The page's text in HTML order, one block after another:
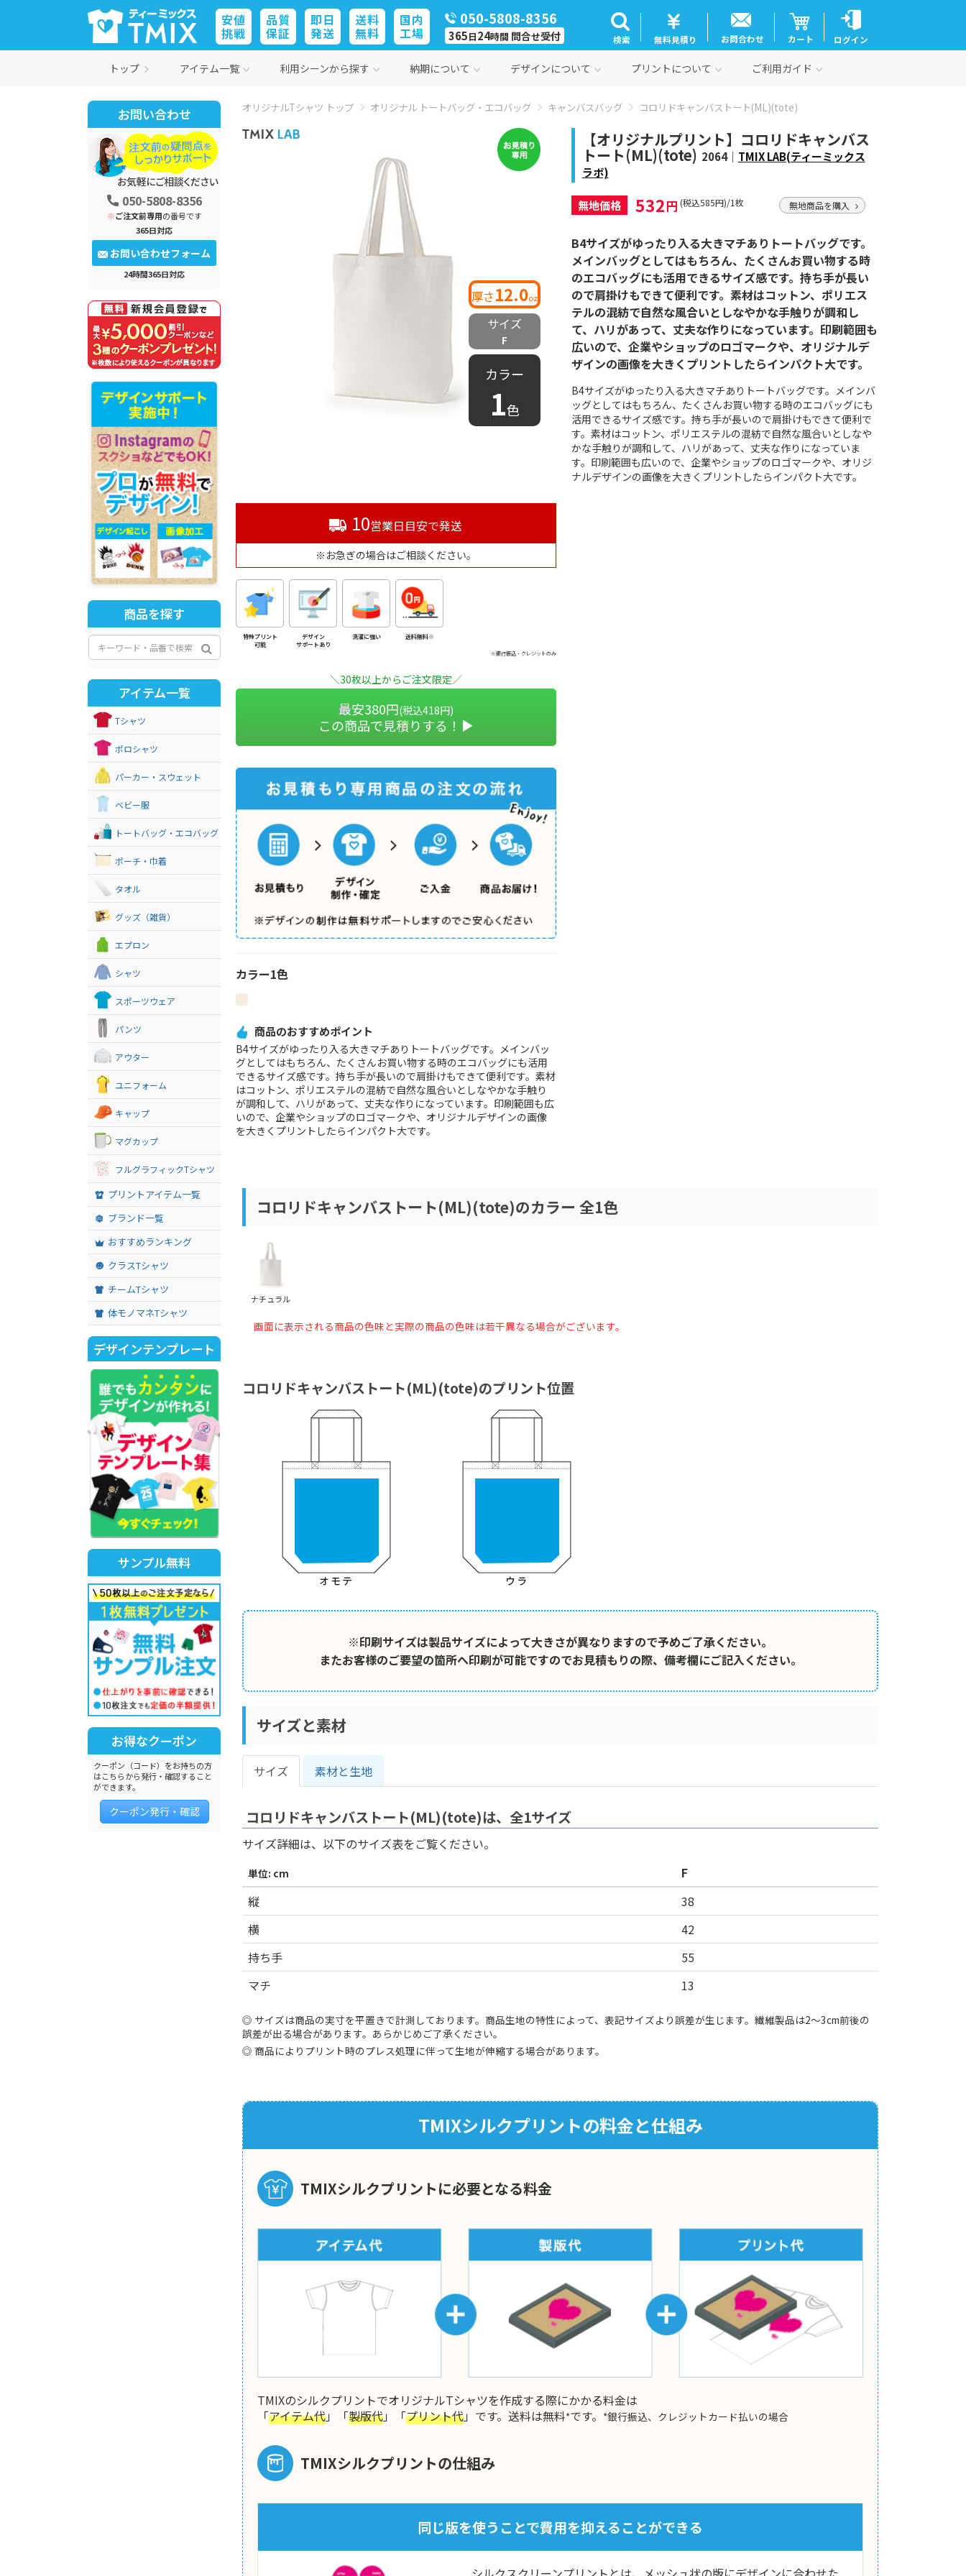
050-5808-8356
365日24時間 問合せ受付
安値
挑戦
品質
保証
即日
発送
送料
無料
国内
工場 検索 無料見積り お問合わせ カート ログイン
トップ アイテム一覧 利用シーンから探す 納期について デザインについて プリントについて ご利用ガイド
オリジナルTシャツ トップ オリジナル トートバッグ・エコバッグ キャンバスバッグ コロリドキャンバストート(ML)(tote)
厚さ12.0oz
サイズ
F
カラー
1色
【オリジナルプリント】コロリドキャンバス
トート(ML)(tote) 2064｜ TMIX LAB(ティーミックス
ラボ)
無地価格 532円 (税込585円)/1枚 無地商品を購入
B4サイズがゆったり入る大きマチありトートバッグです。
メインバッグとしてはもちろん、たくさんお買い物する時
のエコバッグにも活用できるサイズ感です。持ち手が長い
ので肩掛けもできて便利です。素材はコットン、ポリエス
テルの混紡で自然な風合いとしなやかな手触りが調和し
て、ハリがあって、丈夫な作りになっています。印刷範囲も
広いので、企業やショップのロゴマークや、オリジナルデ
ザインの画像を大きくプリントしたらインパクト大です。
B4サイズがゆったり入る大きマチありトートバッグです。メインバ
ッグとしてはもちろん、たくさんお買い物する時のエコバッグにも
活用できるサイズ感です。持ち手が長いので肩掛けもできて便利で
す。素材はコットン、ポリエステルの混紡で自然な風合いとしなや
かな手触りが調和して、ハリがあって、丈夫な作りになっていま
す。印刷範囲も広いので、企業やショップのロゴマークや、オリジ
ナルデザインの画像を大きくプリントしたらインパクト大です。
10営業日目安で発送
※お急ぎの場合はご相談ください。
特殊プリント
可能
デザイン
サポートあり
洗濯に強い 送料無料※
※銀行振込・クレジットのみ
＼30枚以上からご注文限定／
最安380円(税込418円)
この商品で見積りする！
カラー1色
商品のおすすめポイント
B4サイズがゆったり入る大きマチありトートバッグです。メインバッ
グとしてはもちろん、たくさんお買い物する時のエコバッグにも活用
できるサイズ感です。持ち手が長いので肩掛けもできて便利です。素材
はコットン、ポリエステルの混紡で自然な風合いとしなやかな手触り
が調和して、ハリがあって、丈夫な作りになっています。印刷範囲も広
いので、企業やショップのロゴマークや、オリジナルデザインの画像
を大きくプリントしたらインパクト大です。
コロリドキャンバストート(ML)(tote)のカラー 全1色
ナチュラル
画面に表示される商品の色味と実際の商品の色味は若干異なる場合がございます。
コロリドキャンバストート(ML)(tote)のプリント位置
※印刷サイズは製品サイズによって大きさが異なりますので予めご了承ください。
またお客様のご要望の箇所へ印刷が可能ですのでお見積もりの際、備考欄にご記入ください。
サイズと素材
サイズ 素材と生地
コロリドキャンバストート(ML)(tote)は、全1サイズ
サイズ詳細は、以下のサイズ表をご覧ください。
単位: cm
F
縦
38
横
42
持ち手
55
マチ
13
サイズは商品の実寸を平置きで計測しております。商品生地の特性によって、表記サイズより誤差が生じます。繊維製品は2～3cm前後の
誤差が出る場合があります。あらかじめご了承ください。
商品によりプリント時のプレス処理に伴って生地が伸縮する場合があります。
TMIXシルクプリントの料金と仕組み
TMIXシルクプリントに必要となる料金
TMIXのシルクプリントでオリジナルTシャツを作成する際にかかる料金は
「アイテム代」「製版代」「プリント代」です。送料は無料*です。 *銀行振込、クレジットカード払いの場合
TMIXシルクプリントの仕組み
同じ版を使うことで費用を抑えることができる
お問い合わせ
050-5808-8356
※ご注文前専用の番号です
365日対応
お問い合わせフォーム
24時間365日対応
商品を探す
アイテム一覧
Tシャツ
ポロシャツ
パーカー・スウェット
ベビー服
トートバッグ・エコバッグ
ポーチ・巾着
タオル
グッズ（雑貨）
エプロン
シャツ
スポーツウェア
パンツ
アウター
ユニフォーム
キャップ
マグカップ
フルグラフィックTシャツ
プリントアイテム一覧
ブランド一覧
おすすめランキング
クラスTシャツ
チームTシャツ
体モノマネTシャツ
デザインテンプレート
サンプル無料
お得なクーポン
クーポン（コード）をお持ちの方
はこちらから発行・確認すること
ができます。
クーポン発行・確認